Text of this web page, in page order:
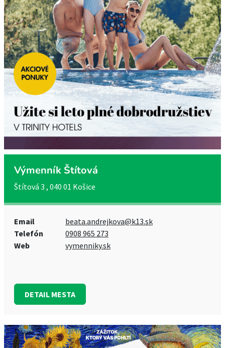
Výmenník Štítová
Štítová 3 , 040 01 Košice
Email
beata.andrejkova@k13.sk
Telefón
0908 965 273
Web
vymenniky.sk
DETAIL MESTA